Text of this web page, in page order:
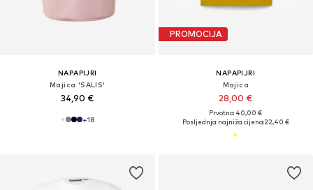
NAPAPIJRI
Majica 'SALIS'
34,90 €
+18
PROMOCIJA
NAPAPIJRI
Majica
28,00 €
Prvotno: 40,00 €
Posljednja najniža cijena:22,40 €